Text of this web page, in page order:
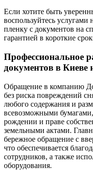
Если хотите быть
воспользуйтесь
пленку с документов на
гарантией в короткие
Профессиональное
документов в Киеве
Обращение в компанию
без риска повреждений
любого содержания и
всевозможными бумагами,
рождении и праве
земельными актами.
бережное обращение с
что обеспечивается
сотрудников, а также
оборудования.